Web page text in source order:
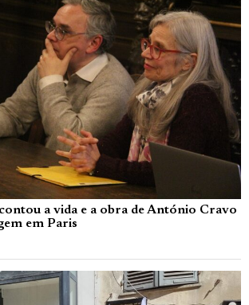
a vida e a obra de António Cravo
em Paris